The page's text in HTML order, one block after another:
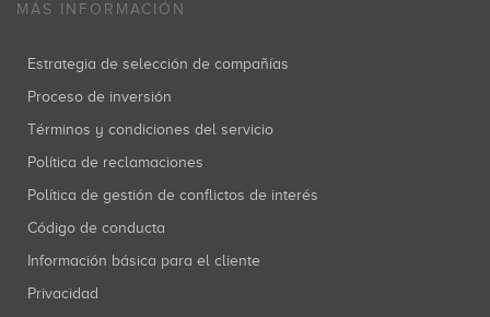
MÁS INFORMACIÓN
Estrategia de selección de compañías
Proceso de inversión
Términos y condiciones del servicio
Política de reclamaciones
Política de gestión de conflictos de interés
Código de conducta
Información básica para el cliente
Privacidad